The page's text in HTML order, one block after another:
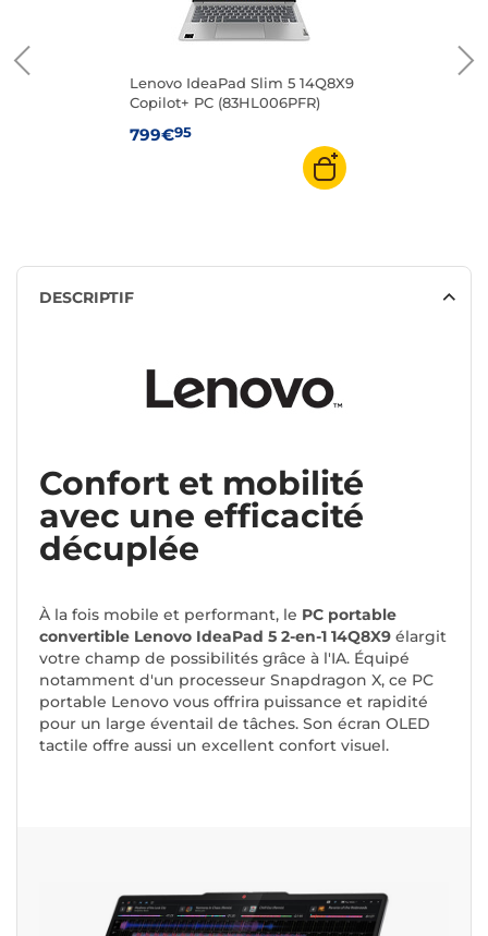
Lenovo IdeaPad Slim 5 14Q8X9
Copilot+ PC (83HL006PFR)
799€95
DESCRIPTIF
Confort et mobilité
avec une efficacité
décuplée
À la fois mobile et performant, le PC portable
convertible Lenovo IdeaPad 5 2-en-1 14Q8X9 élargit
votre champ de possibilités grâce à l'IA. Équipé
notamment d'un processeur Snapdragon X, ce PC
portable Lenovo vous offrira puissance et rapidité
pour un large éventail de tâches. Son écran OLED
tactile offre aussi un excellent confort visuel.